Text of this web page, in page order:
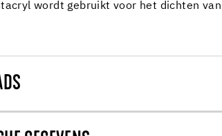
wordt gebruikt voor het dichten